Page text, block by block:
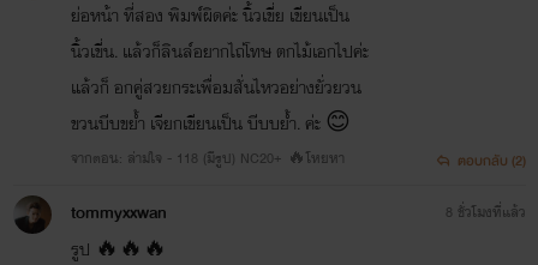
ย่อหน้า ที่สอง พิมพ์ผิดค่ะ นิ้วเขี่ย เขียนเป็น
นิ้วเขี่น. แล้วก็ลินล์อยากไถ่โทษ ตกไม้เอกไปค่ะ
แล้วก็ อกคู่สวยกระเพื่อมสั่นไหวอย่างยั่วยวน
ขวนบีบขย้ำ เจียกเขียนเป็น บีบบย้ำ. ค่ะ 😊
จากตอน: ล่ามใจ - 118 (มีรูป) NC20+ 🔥โหยหา ตอบกลับ (2)
tommyxxwan
รูป 🔥🔥🔥
8 ชั่วโมงที่แล้ว